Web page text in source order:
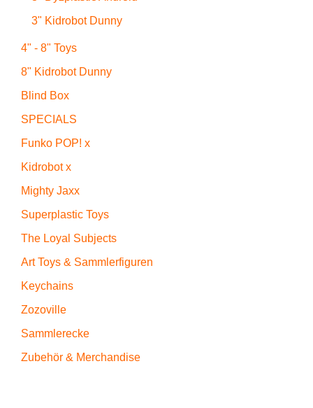
3" Kidrobot Dunny
4" - 8" Toys
8" Kidrobot Dunny
Blind Box
SPECIALS
Funko POP! x
Kidrobot x
Mighty Jaxx
Superplastic Toys
The Loyal Subjects
Art Toys & Sammlerfiguren
Keychains
Zozoville
Sammlerecke
Zubehör & Merchandise